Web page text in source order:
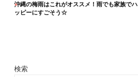
沖縄の梅雨はこれがオススメ！雨でも家族でハ
ッピーにすごそう☆
検索